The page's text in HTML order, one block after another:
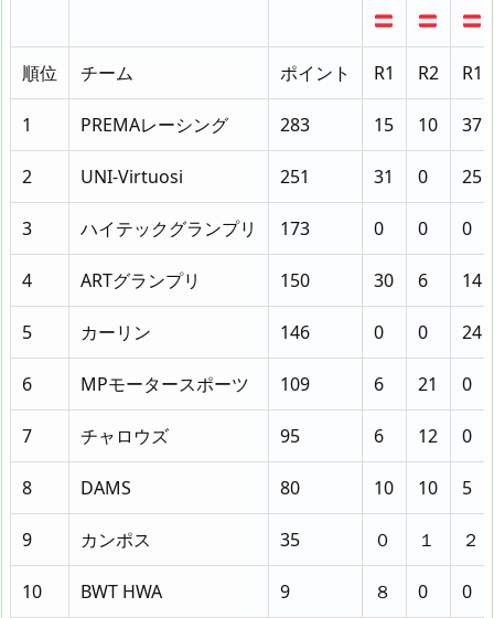
順位 チーム ポイント R1 R2 R1
1 PREMAレーシング 283 15 10 37
2 UNI-Virtuosi 251 31 0 25
3 ハイテックグランプリ 173 0 0 0
4 ARTグランプリ 150 30 6 14
5 カーリン 146 0 0 24
6 MPモータースポーツ 109 6 21 0
7 チャロウズ 95 6 12 0
8 DAMS 80 10 10 5
9 カンポス 35 ０ １ ２
10 BWT HWA 9 ８ 0 0